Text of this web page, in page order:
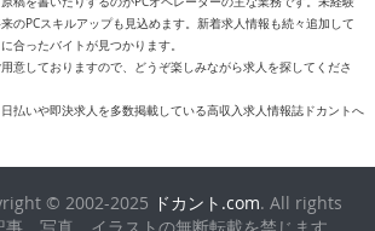
のPCスキルアップも見込めます。新着求人情報も続々追加して
合ったバイトが見つかります。
意しておりますので、どうぞ楽しみながら求人を探してくださ
払いや即決求人を多数掲載している高収入求人情報誌ドカントへ
© 2002-2025 ドカント.com. All rights